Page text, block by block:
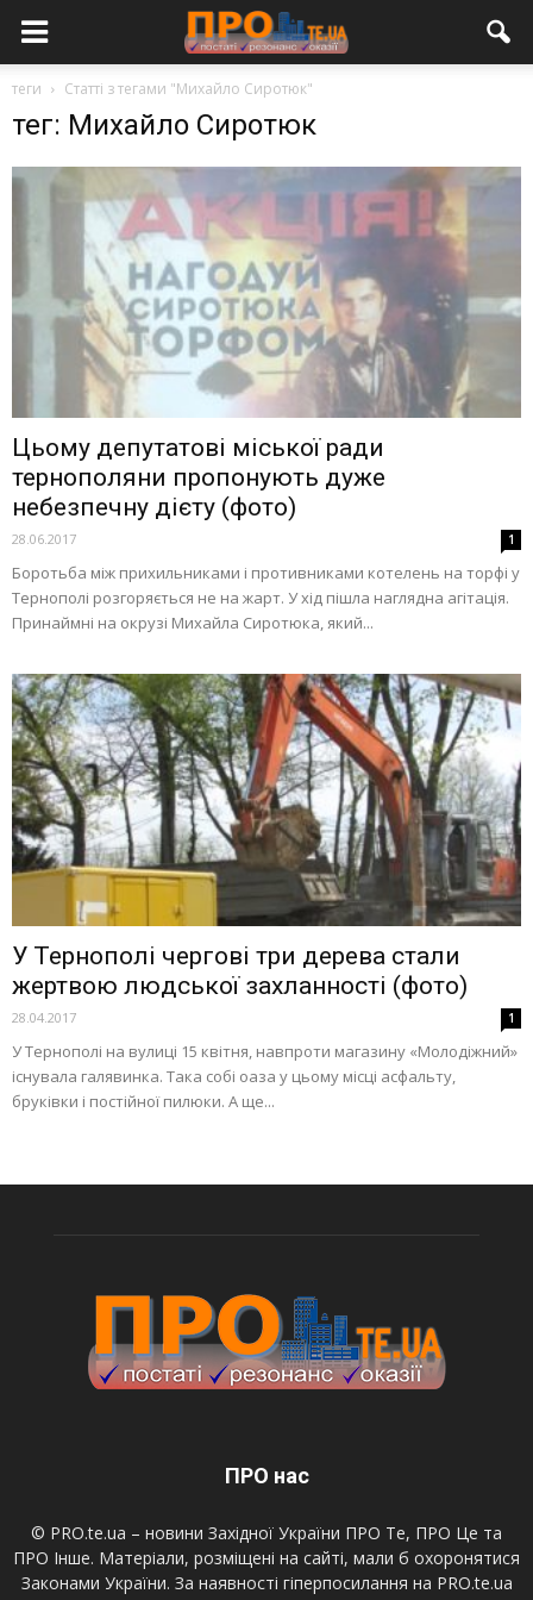
теги Статті з тегами "Михайло Сиротюк"
тег: Михайло Сиротюк
Цьому депутатові міської ради
тернополяни пропонують дуже
небезпечну дієту (фото)
28.06.2017 1
Боротьба між прихильниками і противниками котелень на торфі у
Тернополі розгоряється не на жарт. У хід пішла наглядна агітація.
Принаймні на окрузі Михайла Сиротюка, який...
У Тернополі чергові три дерева стали
жертвою людської захланності (фото)
28.04.2017 1
У Тернополі на вулиці 15 квітня, навпроти магазину «Молодіжний»
існувала галявинка. Така собі оаза у цьому місці асфальту,
бруківки і постійної пилюки. А ще...
ПРО нас
© PRO.te.ua – новини Західної України ПРО Те, ПРО Це та
ПРО Інше. Матеріали, розміщені на сайті, мали б охоронятися
Законами України. За наявності гіперпосилання на PRO.te.ua